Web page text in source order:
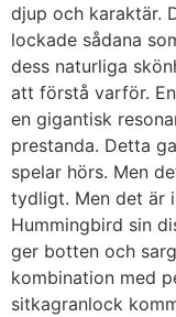
djup och karaktär.
lockade sådana
dess naturliga
att förstå varför.
en gigantisk
prestanda. Detta
spelar hörs. Men
tydligt. Men det är
Hummingbird sin
ger botten och
kombination med
sitkagranlock